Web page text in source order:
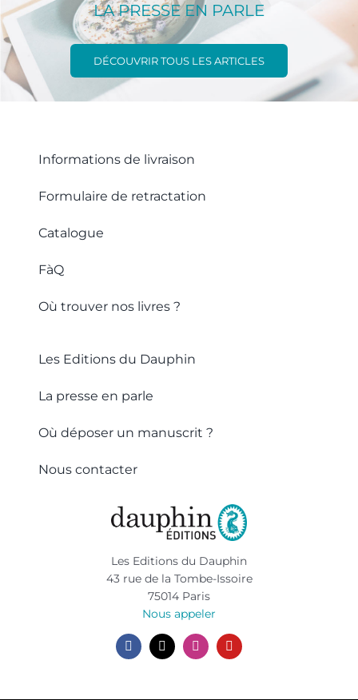
LA PRESSE EN PARLE
DÉCOUVRIR TOUS LES ARTICLES
Informations de livraison
Formulaire de retractation
Catalogue
FàQ
Où trouver nos livres ?
Les Editions du Dauphin
La presse en parle
Où déposer un manuscrit ?
Nous contacter
Les Editions du Dauphin
43 rue de la Tombe-Issoire
75014 Paris
Nous appeler